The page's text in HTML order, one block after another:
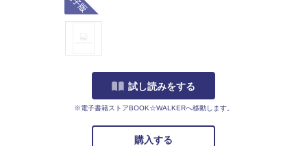
試し読みをする
※電子書籍ストアBOOK☆WALKERへ移動します。
購入する